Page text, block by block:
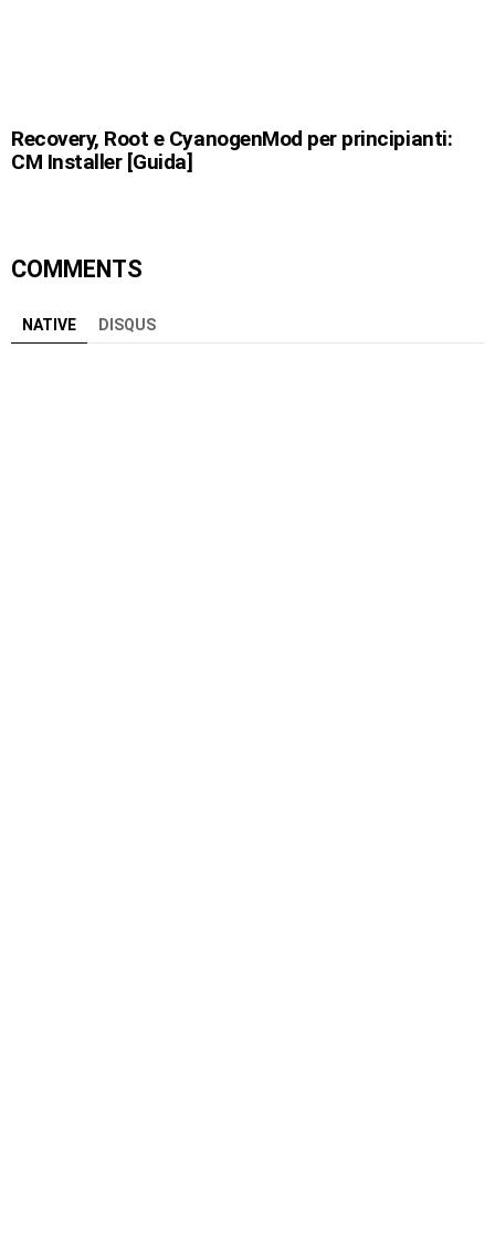
Recovery, Root e CyanogenMod per principianti:
CM Installer [Guida]
COMMENTS
NATIVE DISQUS